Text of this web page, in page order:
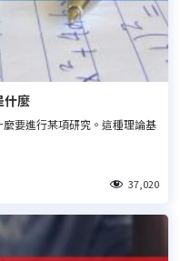
麼
要進行某項研究。這種理論基
37,020